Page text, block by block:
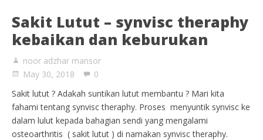
Sakit Lutut – synvisc theraphy
kebaikan dan keburukan
noor adzhar mansor
May 30, 2018
0
Sakit lutut ? Adakah suntikan lutut membantu ? Mari kita
fahami tentang synvisc theraphy. Proses menyuntik synvisc ke
dalam lulut kepada bahagian sendi yang mengalami
osteoarthritis ( sakit lutut ) di namakan synvisc theraphy.